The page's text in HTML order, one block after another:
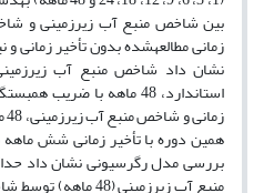
بین شاخص منبع آ‏ب زیرزمینی و